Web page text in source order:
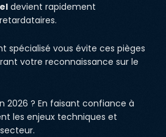
devient rapidement
spécialisé vous évite ces pièges
votre reconnaissance sur le
2026 ? En faisant confiance à
les enjeux techniques et